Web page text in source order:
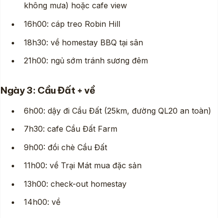
không mưa) hoặc cafe view
16h00: cáp treo Robin Hill
18h30: về homestay BBQ tại sân
21h00: ngủ sớm tránh sương đêm
Ngày 3: Cầu Đất + về
6h00: dậy đi Cầu Đất (25km, đường QL20 an toàn)
7h30: cafe Cầu Đất Farm
9h00: đồi chè Cầu Đất
11h00: về Trại Mát mua đặc sản
13h00: check-out homestay
14h00: về